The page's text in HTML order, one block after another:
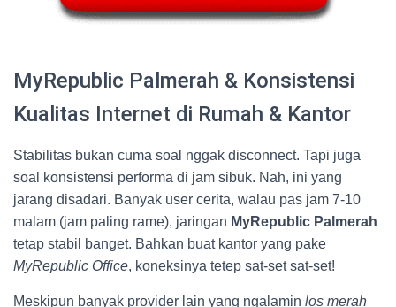
MyRepublic Palmerah & Konsistensi
Kualitas Internet di Rumah & Kantor
Stabilitas bukan cuma soal nggak disconnect. Tapi juga
soal konsistensi performa di jam sibuk. Nah, ini yang
jarang disadari. Banyak user cerita, walau pas jam 7-10
malam (jam paling rame), jaringan MyRepublic Palmerah
tetap stabil banget. Bahkan buat kantor yang pake
MyRepublic Office, koneksinya tetep sat-set sat-set!
Meskipun banyak provider lain yang ngalamin los merah